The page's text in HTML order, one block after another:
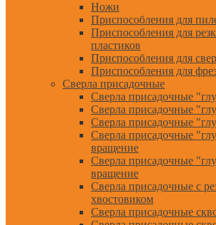
Ножи
Приспособления для
Приспособления для
пластиков
Приспособления для
Приспособления для
Сверла присадочные
Сверла присадочные
Сверла присадочные
Сверла присадочные
Сверла присадочные
вращение
Сверла присадочные
вращение
Сверла присадочные с
хвостовиком
Сверла присадочные